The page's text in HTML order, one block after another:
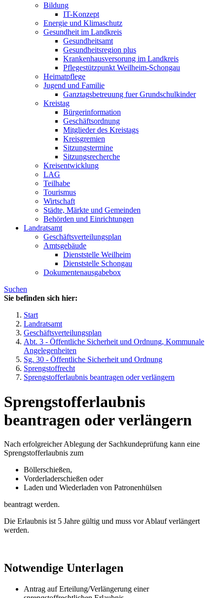
Bildung
IT-Konzept
Energie und Klimaschutz
Gesundheit im Landkreis
Gesundheitsamt
Gesundheitsregion plus
Krankenhausversorung im Landkreis
Pflegestützpunkt Weilheim-Schongau
Heimatpflege
Jugend und Familie
Ganztagsbetreuung fuer Grundschulkinder
Kreistag
Bürgerinformation
Geschäftsordnung
Mitglieder des Kreistags
Kreisgremien
Sitzungstermine
Sitzungsrecherche
Kreisentwicklung
LAG
Teilhabe
Tourismus
Wirtschaft
Städte, Märkte und Gemeinden
Behörden und Einrichtungen
Landratsamt
Geschäftsverteilungsplan
Amtsgebäude
Dienststelle Weilheim
Dienststelle Schongau
Dokumentenausgabebox
Suchen
Sie befinden sich hier:
Start
Landratsamt
Geschäftsverteilungsplan
Abt. 3 - Öffentliche Sicherheit und Ordnung, Kommunale
Angelegenheiten
Sg. 30 - Öffentliche Sicherheit und Ordnung
Sprengstoffrecht
Sprengstofferlaubnis beantragen oder verlängern
Sprengstofferlaubnis
beantragen oder verlängern
Nach erfolgreicher Ablegung der Sachkundeprüfung kann eine
Sprengstofferlaubnis zum
Böllerschießen,
Vorderladerschießen oder
Laden und Wiederladen von Patronenhülsen
beantragt werden.
Die Erlaubnis ist 5 Jahre gültig und muss vor Ablauf verlängert
werden.
Notwendige Unterlagen
Antrag auf Erteilung/Verlängerung einer